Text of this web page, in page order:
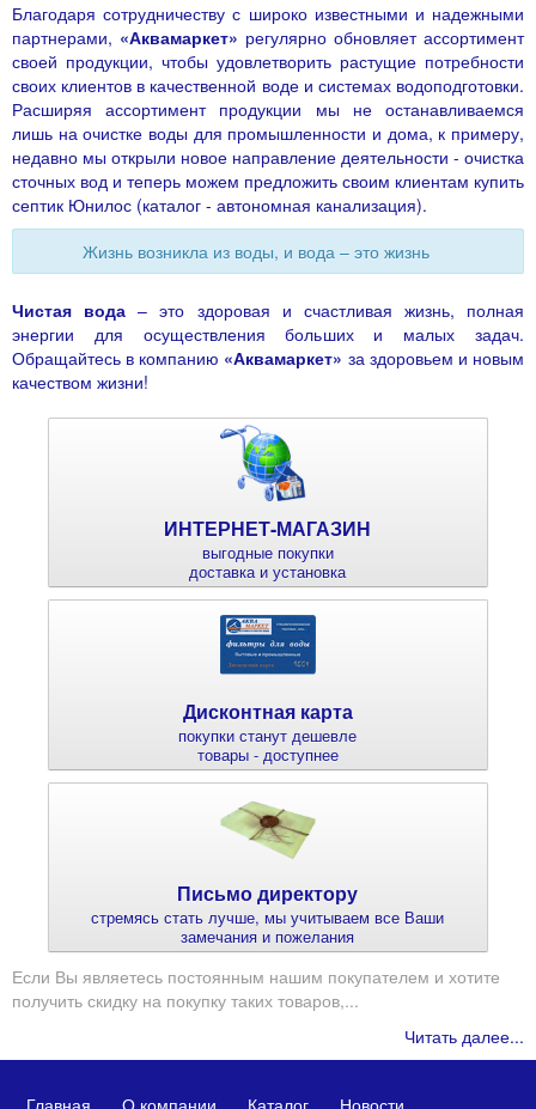
Благодаря сотрудничеству с широко известными и надежными
партнерами, «Аквамаркет» регулярно обновляет ассортимент
своей продукции, чтобы удовлетворить растущие потребности
своих клиентов в качественной воде и системах водоподготовки.
Расширяя ассортимент продукции мы не останавливаемся
лишь на очистке воды для промышленности и дома, к примеру,
недавно мы открыли новое направление деятельности - очистка
сточных вод и теперь можем предложить своим клиентам купить
септик Юнилос (каталог - автономная канализация).
Жизнь возникла из воды, и вода – это жизнь
Чистая вода – это здоровая и счастливая жизнь, полная
энергии для осуществления больших и малых задач.
Обращайтесь в компанию «Аквамаркет» за здоровьем и новым
качеством жизни!
ИНТЕРНЕТ-МАГАЗИН
выгодные покупки
доставка и установка
Дисконтная карта
покупки станут дешевле
товары - доступнее
Письмо директору
стремясь стать лучше, мы учитываем все Ваши
замечания и пожелания
Если Вы являетесь постоянным нашим покупателем и хотите
получить скидку на покупку таких товаров,...
Читать далее...
Главная О компании Каталог Новости